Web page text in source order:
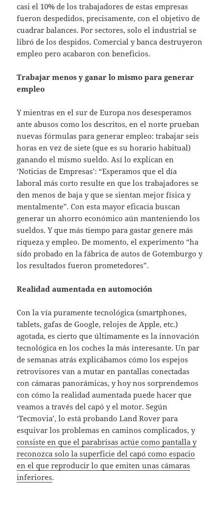
casi el 10% de los trabajadores de estas empresas
fueron despedidos, precisamente, con el objetivo de
cuadrar balances. Por sectores, solo el industrial se
libró de los despidos. Comercial y banca destruyeron
empleo pero acabaron con beneficios.
Trabajar menos y ganar lo mismo para generar
empleo
Y mientras en el sur de Europa nos desesperamos
ante abusos como los descritos, en el norte prueban
nuevas fórmulas para generar empleo: trabajar seis
horas en vez de siete (que es su horario habitual)
ganando el mismo sueldo. Así lo explican en
‘Noticias de Empresas’: “Esperamos que el día
laboral más corto resulte en que los trabajadores se
den menos de baja y que se sientan mejor física y
mentalmente”. Con esta mayor eficacia buscan
generar un ahorro económico aún manteniendo los
sueldos. Y que más tiempo para gastar genere más
riqueza y empleo. De momento, el experimento “ha
sido probado en la fábrica de autos de Gotemburgo y
los resultados fueron prometedores”.
Realidad aumentada en automoción
Con la vía puramente tecnológica (smartphones,
tablets, gafas de Google, relojes de Apple, etc.)
agotada, es cierto que últimamente es la innovación
tecnológica en los coches la más interesante. Un par
de semanas atrás explicábamos cómo los espejos
retrovisores van a mutar en pantallas conectadas
con cámaras panorámicas, y hoy nos sorprendemos
con cómo la realidad aumentada puede hacer que
veamos a través del capó y el motor. Según
‘Tecmovia’, lo está probando Land Rover para
esquivar los problemas en caminos complicados, y
consiste en que el parabrisas actúe como pantalla y
reconozca solo la superficie del capó como espacio
en el que reproducir lo que emiten unas cámaras
inferiores.